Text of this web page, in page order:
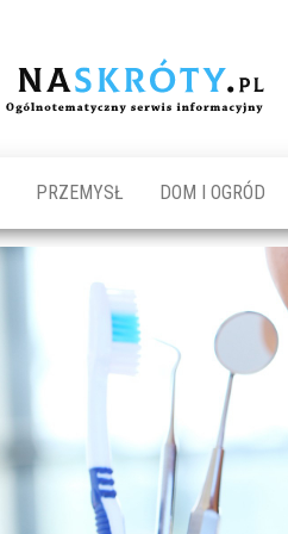
PRZEMYSŁ DOM I OGRÓD